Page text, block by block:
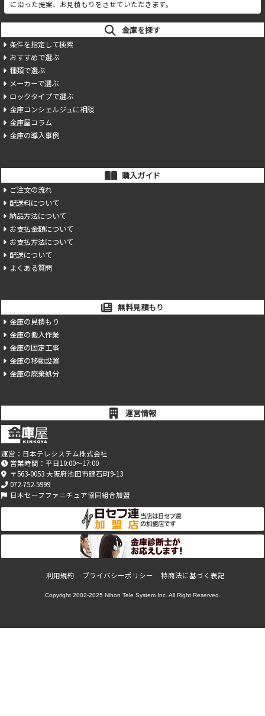
に沿った提案、お見積もりをさせていただきます。
運営情報
運営： 日本テレシステム株式会社
営業時間：平日10:00～17:00
〒563-0053 大阪府池田市建石町9-13
072-752-5999
日本セーフファニチュア協同組合加盟
金庫を探す
条件を指定して検索
おすすめで選ぶ
種類で選ぶ
メーカーで選ぶ
ロックタイプで選ぶ
金庫コンシェルジュに相談
金庫屋コラム
金庫の導入事例
購入ガイド
ご注文の流れ
配送料について
納品方法について
お支払金額について
お支払方法について
配送について
よくある質問
無料見積もり
金庫の見積もり
金庫の搬入作業
金庫の固定工事
金庫の移動設置
金庫の廃棄処分
利用規約 プライバシーポリシー 特商法に基づく表記
Copyright 2002-2025 Nihon Tele System Inc. All Right Reserved.